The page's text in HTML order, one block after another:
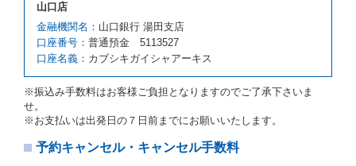
原因が、当社の責に帰さない事由による時には第４条
第５項の予約の取消しとして取り扱い、当社は受領済
の予約申込金を返還するものとします。
第６条（免責）
当社及び借受人は、予約が取り消され、又は貸渡契約
が締結されなかったことについて、第４条及び第５条
に定める場合を除き、相互に何らの請求をしないもの
とします。
第３章／貸 渡 し
山口店
金融機関名： 山口銀行 湯田支店
口座番号： 普通預金 5113527
口座名義： カブシキガイシャアーキス
※振込み手数料はお客様ご負担となりますのでご了承下さいま
せ。
※お支払いは出発日の７日前までにお願いいたします。
予約キャンセル・キャンセル手数料